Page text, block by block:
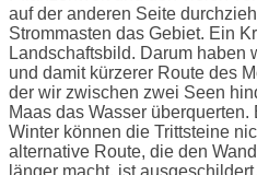
auf der anderen Seite
Strommasten das Gebiet. Ein
Landschaftsbild. Darum haben
und damit kürzerer Route des
der wir zwischen zwei Seen
Maas das Wasser
Winter können die Trittsteine
alternative Route, die den